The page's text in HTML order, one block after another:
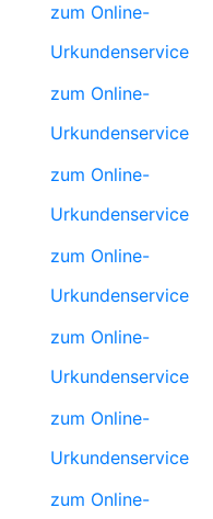
zum Online-
Urkundenservice
zum Online-
Urkundenservice
zum Online-
Urkundenservice
zum Online-
Urkundenservice
zum Online-
Urkundenservice
zum Online-
Urkundenservice
zum Online-